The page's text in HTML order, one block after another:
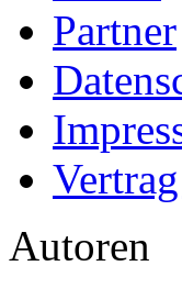
Partner
Autoren